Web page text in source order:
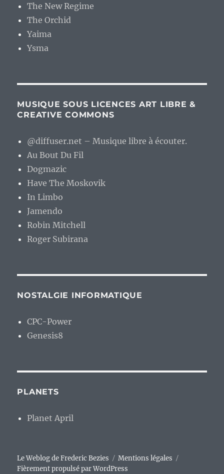
The New Regime
The Orchid
Yaima
Ysma
MUSIQUE SOUS LICENCES ART LIBRE &
CREATIVE COMMONS
@diffuser.net – Musique libre à écouter.
Au Bout Du Fil
Dogmazic
Have The Moskovik
In Limbo
Jamendo
Robin Mitchell
Roger Subirana
NOSTALGIE INFORMATIQUE
CPC-Power
Genesis8
PLANETS
Planet April
Le Weblog de Frederic Bezies
Mentions légales
Fièrement propulsé par WordPress